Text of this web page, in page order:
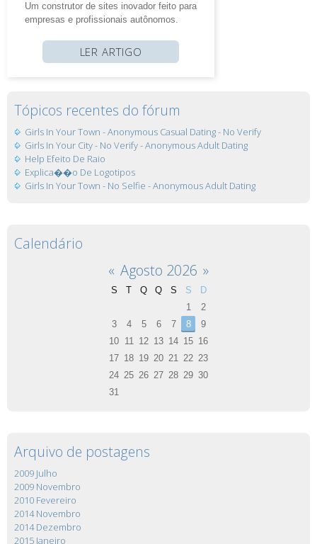
Um construtor de sites inovador feito para
empresas e profissionais autônomos.
LER ARTIGO
Tópicos recentes do fórum
Girls In Your Town - Anonymous Casual Dating - No Verify
Girls In Your City - No Verify - Anonymous Adult Dating
Help Efeito De Raio
Explica��o De Logotipos
Girls In Your Town - No Selfie - Anonymous Adult Dating
Calendário
« Agosto 2026 »
S T Q Q S S
D
1
2
3
4 5 6 7 8
9
10 11 12 13 14 15 16
17 18 19 20 21 22 23
24 25 26 27 28 29 30
31
Arquivo de postagens
2009 Julho
2009 Novembro
2010 Fevereiro
2014 Novembro
2014 Dezembro
2015 Janeiro